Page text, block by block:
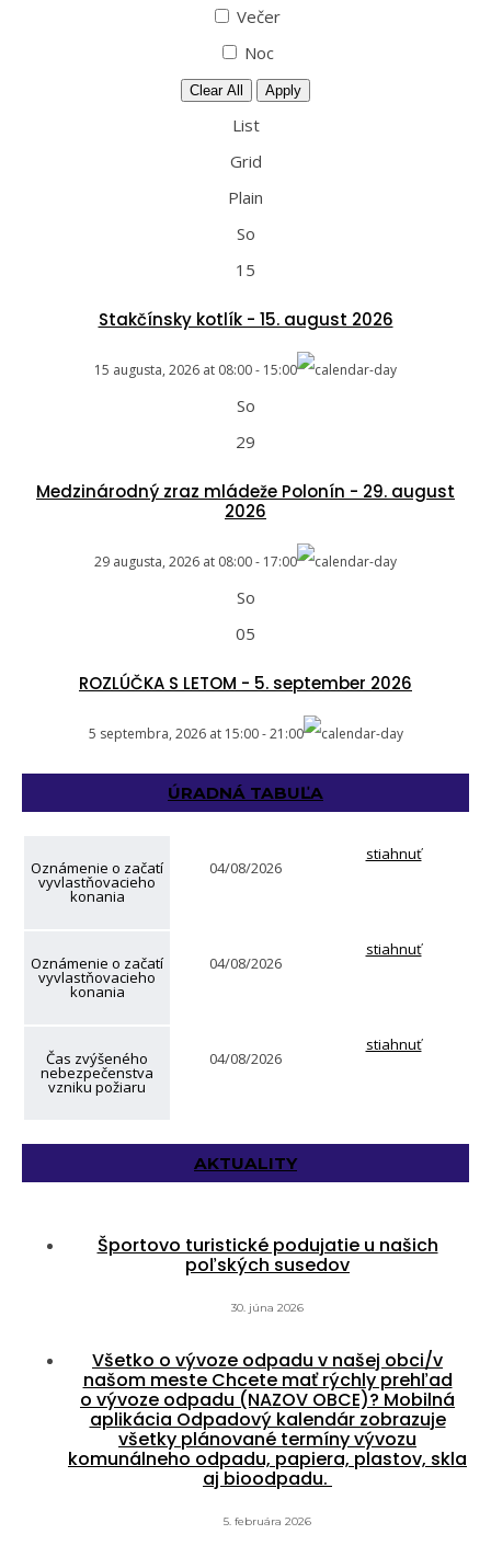
Večer
Noc
Clear All Apply
List
Grid
Plain
So
15
Stakčínsky kotlík - 15. august 2026
15 augusta, 2026 at 08:00- 15:00
So
29
Medzinárodný zraz mládeže Polonín - 29. august
2026
29 augusta, 2026 at 08:00- 17:00
So
05
ROZLÚČKA S LETOM - 5. september 2026
5 septembra, 2026 at 15:00-21:00
ÚRADNÁ TABUĽA
Oznámenie o začatí
vyvlastňovacieho
konania
04/08/2026
stiahnuť
Oznámenie o začatí
vyvlastňovacieho
konania
04/08/2026
stiahnuť
Čas zvýšeného
nebezpečenstva
vzniku požiaru
04/08/2026
stiahnuť
AKTUALITY
Športovo turistické podujatie u našich
poľských susedov
30. júna 2026
Všetko o vývoze odpadu v našej obci/v
našom meste Chcete mať rýchly prehľad
o vývoze odpadu (NAZOV OBCE)? Mobilná
aplikácia Odpadový kalendár zobrazuje
všetky plánované termíny vývozu
komunálneho odpadu, papiera, plastov, skla
aj bioodpadu.
5. februára 2026